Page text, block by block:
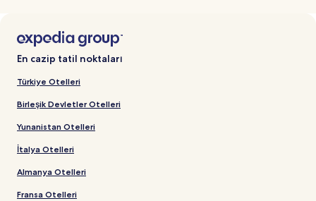
En cazip tatil noktaları
Türkiye Otelleri
Birleşik Devletler Otelleri
Yunanistan Otelleri
İtalya Otelleri
Almanya Otelleri
Fransa Otelleri